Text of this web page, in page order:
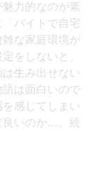
力的なのが素
バイトで自宅
な家庭環境が
をしないと、
生み出せない
は面白いので
を感じてしまい
良いのか…。続